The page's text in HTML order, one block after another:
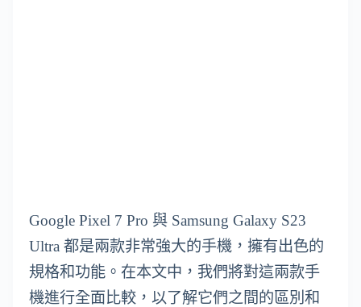
Google Pixel 7 Pro 與 Samsung Galaxy S23
Ultra 都是兩款非常強大的手機，擁有出色的
規格和功能。在本文中，我們將對這兩款手
機進行全面比較，以了解它們之間的區別和